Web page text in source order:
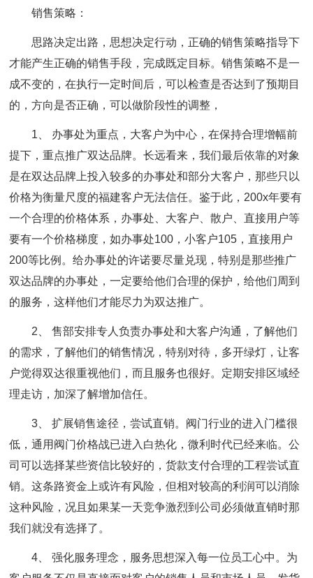
销售策略：
思路决定出路，思想决定行动，正确的销售策略指导下
才能产生正确的销售手段，完成既定目标。销售策略不是一
成不变的，在执行一定时间后，可以检查是否达到了预期目
的，方向是否正确，可以做阶段性的调整，
1、 办事处为重点，大客户为中心，在保持合理增幅前
提下，重点推广双达品牌。长远看来，我们最后依靠的对象
是在双达品牌上投入较多的办事处和部分大客户，那些只以
价格为衡量尺度的福建客户无法信任。鉴于此，200x年要有
一个合理的价格体系，办事处、大客户、散户、直接用户等
要有一个价格梯度，如办事处100，小客户105，直接用户
200等比例。给办事处的许诺要尽量兑现，特别是那些推广
双达品牌的办事处，一定要给他们合理的保护，给他们周到
的服务，这样他们才能尽力为双达推广。
2、 售部安排专人负责办事处和大客户沟通，了解他们
的需求，了解他们的销售情况，特别对待，多开绿灯，让客
户觉得双达很重视他们，而且服务也很好。定期安排区域经
理走访，加深了解增加信任。
3、 扩展销售途径，尝试直销。阀门行业的进入门槛很
低，通用阀门价格战已进入白热化，微利时代已经来临。公
司可以选择某些资信比较好的，货款支付合理的工程尝试直
销。这条路资金上或许有风险，但相对较高的利润可以消除
这种风险，况且如果某一天竞争激烈到公司必须做直销时那
我们就没有选择了。
4、 强化服务理念，服务思想深入每一位员工心中。为